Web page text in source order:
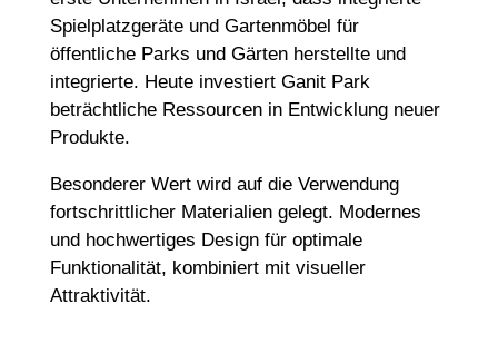
Spielplatzgeräte und Gartenmöbel für
öffentliche Parks und Gärten herstellte und
integrierte. Heute investiert Ganit Park
beträchtliche Ressourcen in Entwicklung neuer
Produkte.
Besonderer Wert wird auf die Verwendung
fortschrittlicher Materialien gelegt. Modernes
und hochwertiges Design für optimale
Funktionalität, kombiniert mit visueller
Attraktivität.